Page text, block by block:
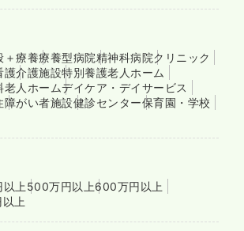
＋療養療養型病院精神科病院クリニック
護介護施設特別養護老人ホーム
老人ホームデイケア・デイサービス
障がい者施設健診センター保育園・学校
上 500万円以上600万円以上
上